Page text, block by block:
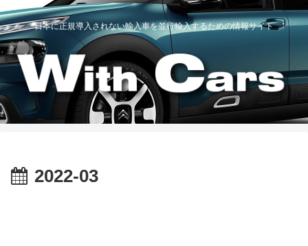
日本に正規導入されない輸入車を並行輸入するための情報サイト
2022-03